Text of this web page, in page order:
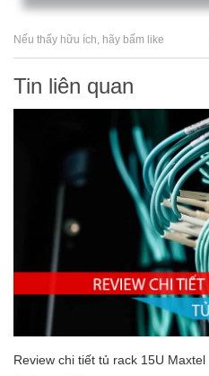
Nếu thấy hữu ích, hãy bấm like
Tin liên quan
Review chi tiết tủ rack 15U Maxtel